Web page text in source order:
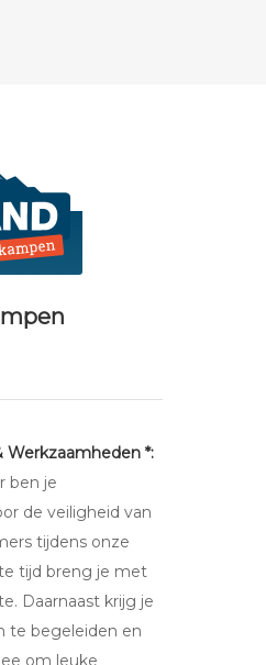
Werkzaamheden *:
ben je
de veiligheid van
tijdens onze
tijd breng je met
Daarnaast krijg je
te begeleiden en
om leuke